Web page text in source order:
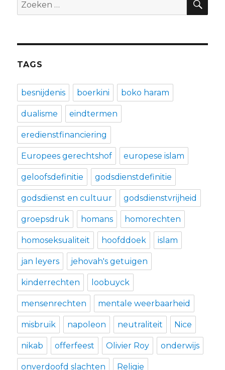
naar:
TAGS
besnijdenis boerkini boko haram
dualisme eindtermen
eredienstfinanciering
Europees gerechtshof europese islam
geloofsdefinitie godsdienstdefinitie
godsdienst en cultuur godsdienstvrijheid
groepsdruk homans homorechten
homoseksualiteit hoofddoek islam
jan leyers jehovah's getuigen
kinderrechten loobuyck
mensenrechten mentale weerbaarheid
misbruik napoleon neutraliteit Nice
nikab offerfeest Olivier Roy onderwijs
onverdoofd slachten Religie